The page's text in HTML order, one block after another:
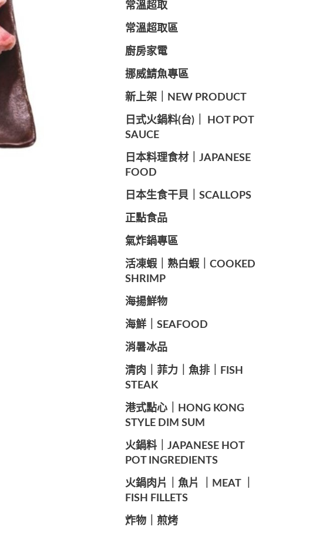
常溫超取
常溫超取區
廚房家電
️挪威鯖魚專區
️新上架｜NEW PRODUCT
️日式火鍋料(台)｜ HOT POT
SAUCE
️日本料理食材｜JAPANESE
FOOD
日本生食干貝｜SCALLOPS
正點食品
️氣炸鍋專區
️活凍蝦｜熟白蝦｜COOKED
SHRIMP
海揚鮮物
海鮮｜SEAFOOD
️消暑冰品
️清肉｜菲力｜魚排｜FISH
STEAK
️港式點心｜HONG KONG
STYLE DIM SUM
️火鍋料｜JAPANESE HOT
POT INGREDIENTS
️火鍋肉片｜魚片 ｜MEAT ｜
FISH FILLETS
️炸物｜煎烤